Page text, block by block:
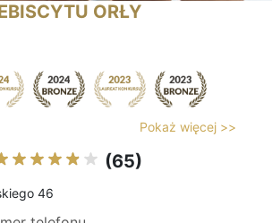
ORŁY
Pokaż więcej >>
(65)
46